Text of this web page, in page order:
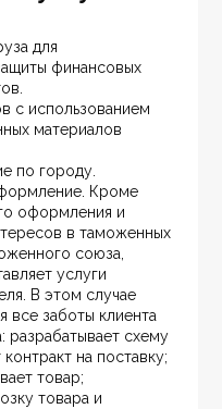
для
финансовых
с использованием
материалов
по городу.
Кроме
оформления и
в таможенных
союза,
услуги
В этом случае
все заботы клиента
разрабатывает схему
на поставку;
товар;
товара и